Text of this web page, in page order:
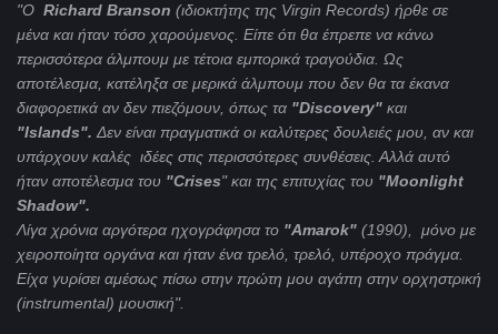
"Ο Richard Branson (ιδιοκτήτης της Virgin Records) ήρθε σε
μένα και ήταν τόσο χαρούμενος. Είπε ότι θα έπρεπε να κάνω
περισσότερα άλμπουμ με τέτοια εμπορικά τραγούδια. Ως
αποτέλεσμα, κατέληξα σε μερικά άλμπουμ που δεν θα τα έκανα
διαφορετικά αν δεν πιεζόμουν, όπως τα "Discovery" και
"Islands". Δεν είναι πραγματικά οι καλύτερες δουλειές μου, αν και
υπάρχουν καλές ιδέες στις περισσότερες συνθέσεις. Αλλά αυτό
ήταν αποτέλεσμα του "Crises" και της επιτυχίας του "Moonlight
Shadow".
Λίγα χρόνια αργότερα ηχογράφησα το "Amarok" (1990), μόνο με
χειροποίητα οργάνα και ήταν ένα τρελό, τρελό, υπέροχο πράγμα.
Είχα γυρίσει αμέσως πίσω στην πρώτη μου αγάπη στην ορχηστρική
(instrumental) μουσική".